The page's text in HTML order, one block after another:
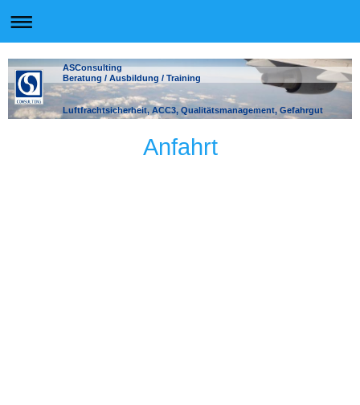
ASConsulting
Beratung / Ausbildung / Training
Luftfrachtsicherheit, ACC3, Qualitätsmanagement, Gefahrgut
Anfahrt